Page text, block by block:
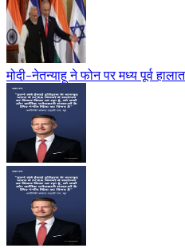
मोदी-नेतन्याहू ने फोन पर मध्य पूर्व